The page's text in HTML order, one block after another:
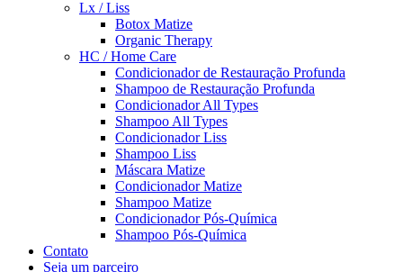
Lx / Liss
Botox Matize
Organic Therapy
HC / Home Care
Condicionador de Restauração Profunda
Shampoo de Restauração Profunda
Condicionador All Types
Shampoo All Types
Condicionador Liss
Shampoo Liss
Máscara Matize
Condicionador Matize
Shampoo Matize
Condicionador Pós-Química
Shampoo Pós-Química
Contato
Seja um parceiro